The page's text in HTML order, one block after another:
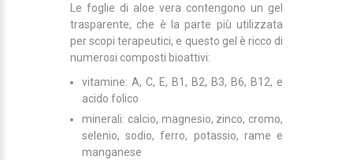
Le foglie di aloe vera contengono un gel
trasparente, che è la parte più utilizzata
per scopi terapeutici, e questo gel è ricco di
numerosi composti bioattivi:
vitamine: A, C, E, B1, B2, B3, B6, B12, e
acido folico
minerali: calcio, magnesio, zinco, cromo,
selenio, sodio, ferro, potassio, rame e
manganese